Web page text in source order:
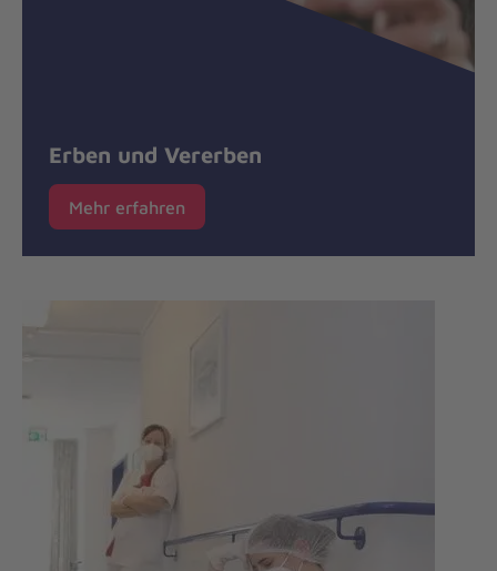
Erben und Vererben
Mehr erfahren